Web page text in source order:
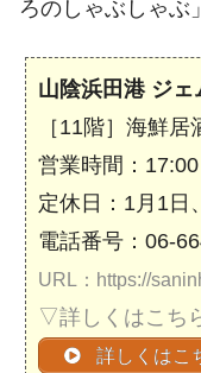
ろのしゃぶしゃぶ
山陰浜田港 ジェ
［11階］海鮮居
営業時間：
定休日：1月1日
電話番号：06-
URL：https://
▽詳しくはこち
詳しくはこ